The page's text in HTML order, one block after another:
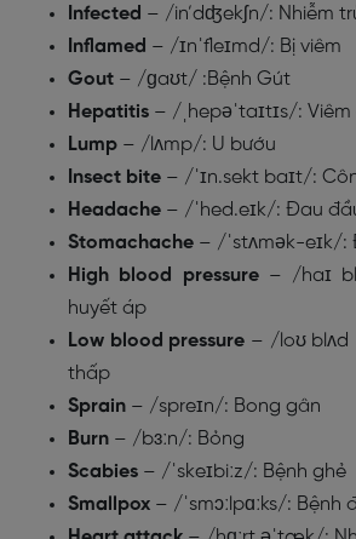
Infected – /in’dʤekʃn/: Nhiễm
Inflamed – /ɪnˈfleɪmd/: Bị viêm
Gout – /ɡaʊt/ :Bệnh Gút
Hepatitis – /ˌhepəˈtaɪtɪs/:
Lump – /lʌmp/: U bướu
Insect bite – /ˈɪn.sekt baɪt/:
Headache – /ˈhed.eɪk/: Đau
Stomachache – /ˈstʌmək-eɪk/
High
blood pressure– /haɪ
huyết áp
Low blood pressure – /loʊ blʌd
thấp
Sprain – /spreɪn/: Bong gân
Burn – /bɜːn/: Bỏng
Scabies – /ˈskeɪbiːz/: Bệnh ghẻ
Smallpox – /ˈsmɔːlpɑːks/: Bệnh